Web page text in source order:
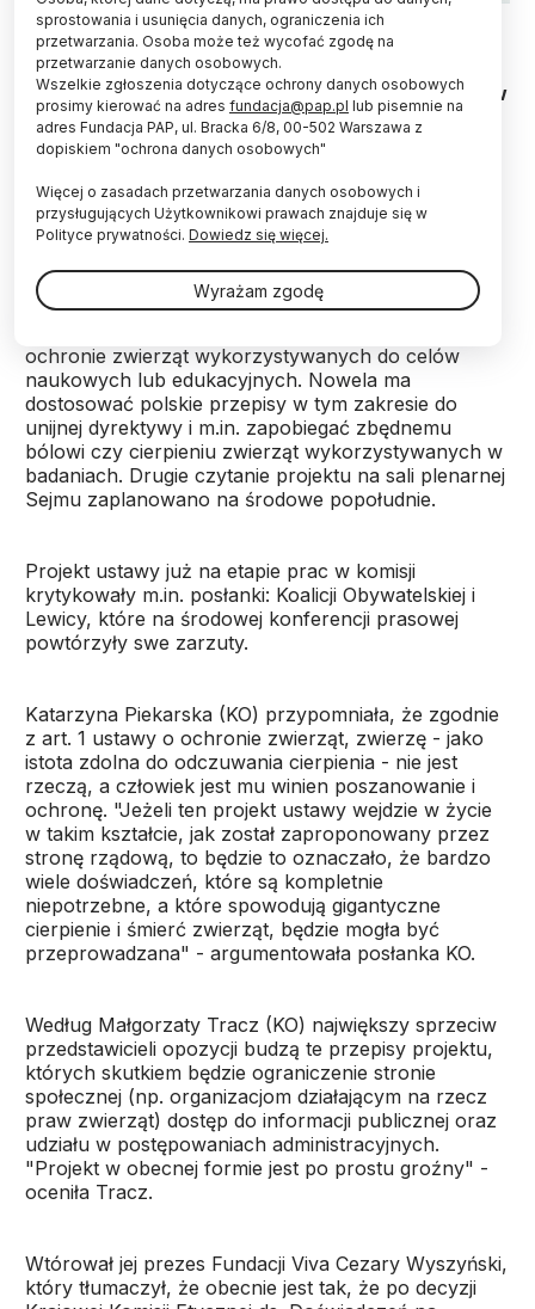
Fot. Fotolia
Posłanki: KO, Lewicy i Polski 2050 oraz działacze
organizacji na rzecz praw zwierząt skrytykowali w
środę rządowy projekt noweli, który ich zdaniem
zamiast polepszyć, pogorszy los zwierząt
laboratoryjnych. Posłanki zapowiedziały złożenie
poprawek, od których przyjęcia uzależniają
poparcie dla noweli.
Sejmowe komisje: Edukacji, Nauki i Młodzieży oraz
Rolnictwa i Rozwoju Wsi w połowie września
ochronie zwierząt wykorzystywanych do celów
naukowych lub edukacyjnych. Nowela ma
dostosować polskie przepisy w tym zakresie do
unijnej dyrektywy i m.in. zapobiegać zbędnemu
bólowi czy cierpieniu zwierząt wykorzystywanych w
badaniach. Drugie czytanie projektu na sali plenarnej
Sejmu zaplanowano na środowe popołudnie.
Projekt ustawy już na etapie prac w komisji
krytykowały m.in. posłanki: Koalicji Obywatelskiej i
Lewicy, które na środowej konferencji prasowej
powtórzyły swe zarzuty.
Katarzyna Piekarska (KO) przypomniała, że zgodnie
z art. 1 ustawy o ochronie zwierząt, zwierzę - jako
istota zdolna do odczuwania cierpienia - nie jest
rzeczą, a człowiek jest mu winien poszanowanie i
ochronę. "Jeżeli ten projekt ustawy wejdzie w życie
w takim kształcie, jak został zaproponowany przez
stronę rządową, to będzie to oznaczało, że bardzo
wiele doświadczeń, które są kompletnie
niepotrzebne, a które spowodują gigantyczne
cierpienie i śmierć zwierząt, będzie mogła być
przeprowadzana" - argumentowała posłanka KO.
Według Małgorzaty Tracz (KO) największy sprzeciw
przedstawicieli opozycji budzą te przepisy projektu,
których skutkiem będzie ograniczenie stronie
społecznej (np. organizacjom działającym na rzecz
praw zwierząt) dostęp do informacji publicznej oraz
udziału w postępowaniach administracyjnych.
"Projekt w obecnej formie jest po prostu groźny" -
oceniła Tracz.
Wtórował jej prezes Fundacji Viva Cezary Wyszyński,
który tłumaczył, że obecnie jest tak, że po decyzji
sprostowania i usunięcia danych, ograniczenia ich
przetwarzania. Osoba może też wycofać zgodę na
przetwarzanie danych osobowych.
Wszelkie zgłoszenia dotyczące ochrony danych osobowych
prosimy kierować na adres fundacja@pap.pl lub pisemnie na
adres Fundacja PAP, ul. Bracka 6/8, 00-502 Warszawa z
dopiskiem "ochrona danych osobowych"
Więcej o zasadach przetwarzania danych osobowych i
przysługujących Użytkownikowi prawach znajduje się w
Polityce prywatności. Dowiedz się więcej.
Wyrażam zgodę